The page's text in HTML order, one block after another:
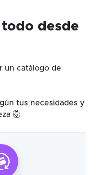
desde
un catálogo de
tus necesidades y
🤯